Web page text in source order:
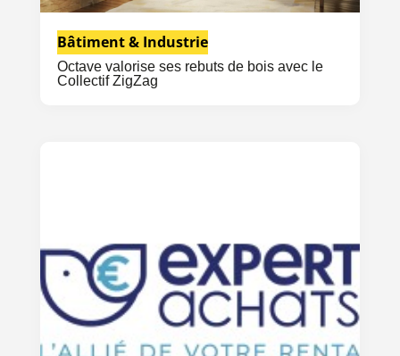
Octave valorise ses rebuts de bois avec le
Collectif ZigZag
Bâtiment & Industrie